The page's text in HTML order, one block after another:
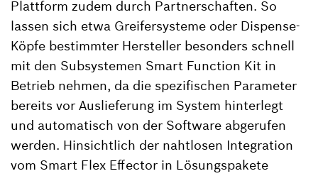
Plattform zudem durch Partnerschaften. So
lassen sich etwa Greifersysteme oder Dispense-
Köpfe bestimmter Hersteller besonders schnell
mit den Subsystemen Smart Function Kit in
Betrieb nehmen, da die spezifischen Parameter
bereits vor Auslieferung im System hinterlegt
und automatisch von der Software abgerufen
werden. Hinsichtlich der nahtlosen Integration
vom Smart Flex Effector in Lösungspakete